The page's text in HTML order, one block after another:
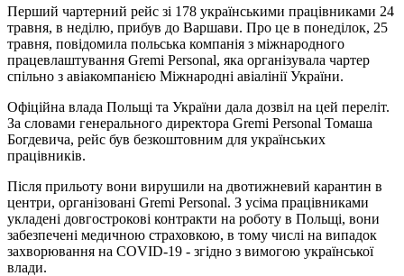
Перший чартерний рейс зі 178 українськими працівниками 24
травня, в неділю, прибув до Варшави. Про це в понеділок, 25
травня, повідомила польська компанія з міжнародного
працевлаштування Gremi Personal, яка організувала чартер
спільно з авіакомпанією Міжнародні авіалінії України.
Офіційна влада Польщі та України дала дозвіл на цей переліт.
За словами генерального директора Gremi Personal Томаша
Богдевича, рейс був безкоштовним для українських
працівників.
Після прильоту вони вирушили на двотижневий карантин в
центри, організовані Gremi Personal. З усіма працівниками
укладені довгострокові контракти на роботу в Польщі, вони
забезпечені медичною страховкою, в тому числі на випадок
захворювання на COVID-19 - згідно з вимогою української
влади.